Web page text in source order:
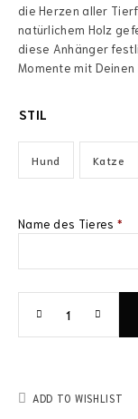
die Herzen aller
natürlichem Holz
diese Anhänger
Momente mit Deinen
STIL
Hund Katze
Name des Tieres *
ADD TO WISHLIST